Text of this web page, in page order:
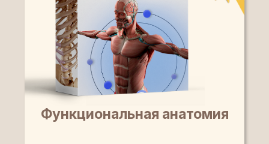
Функциональная анатомия